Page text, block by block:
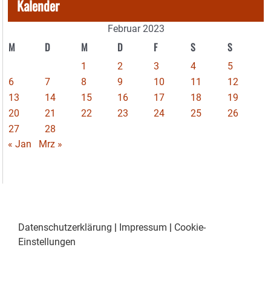
Kalender
Februar 2023
M D M D F S S
1 2 3 4
5
6
7 8 9 10 11
12
13
14 15 16 17 18
19
20
21 22 23 24 25
26
27
28
« Jan
Mrz »
Datenschutzerklärung | Impressum | Cookie-
Einstellungen